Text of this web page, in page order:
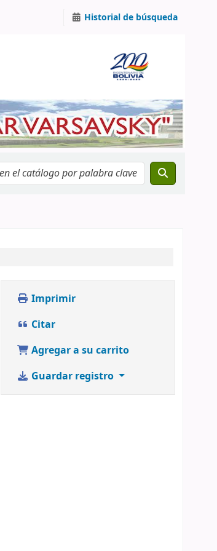
Historial de búsqueda
Imprimir
Citar
Agregar a su carrito
Guardar registro